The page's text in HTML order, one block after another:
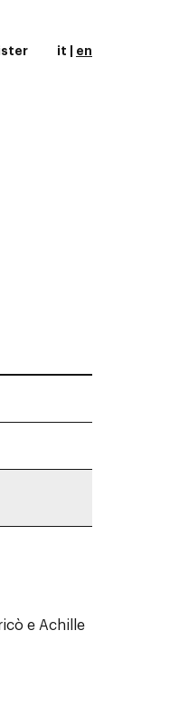
it en
e Achille